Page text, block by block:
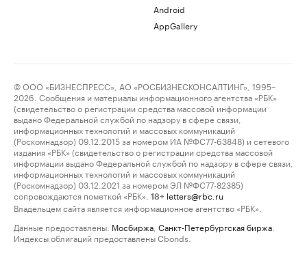
Android
AppGallery
© ООО «БИЗНЕСПРЕСС», АО «РОСБИЗНЕСКОНСАЛТИНГ», 1995–
2026. Сообщения и материалы информационного агентства «РБК»
(свидетельство о регистрации средства массовой информации
выдано Федеральной службой по надзору в сфере связи,
информационных технологий и массовых коммуникаций
(Роскомнадзор) 09.12.2015 за номером ИА №ФС77-63848) и сетевого
издания «РБК» (свидетельство о регистрации средства массовой
информации выдано Федеральной службой по надзору в сфере связи,
информационных технологий и массовых коммуникаций
(Роскомнадзор) 03.12.2021 за номером ЭЛ №ФС77-82385)
сопровождаются пометкой «РБК».
18+ letters@rbc.ru
Владельцем сайта является информационное агентство «РБК».
Данные предоставлены: Мосбиржа Санкт-Петербургская биржа
Индексы облигаций предоставлены Cbonds.